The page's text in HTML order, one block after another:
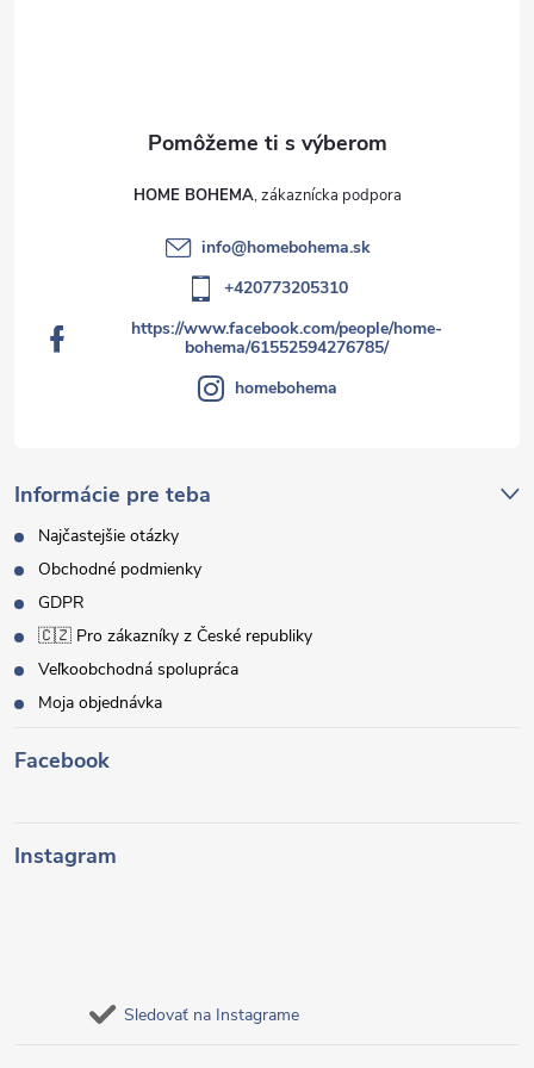
Informácie pre teba
Najčastejšie otázky
Obchodné podmienky
GDPR
🇨🇿 Pro zákazníky z České republiky
Veľkoobchodná spolupráca
Moja objednávka
HOME BOHEMA
info@homebohema.sk
+420773205310
https://www.facebook.com/people/home-
bohema/61552594276785/
homebohema
Facebook
Instagram
Sledovať na Instagrame